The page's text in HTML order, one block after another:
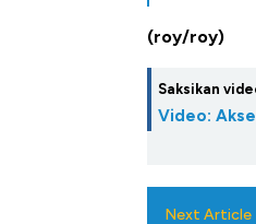
(roy/roy)
Saksikan
Video:
Next Article